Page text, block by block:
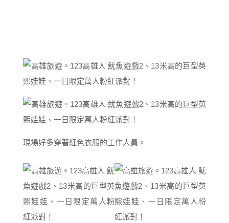
現場好多穿著紅色衣服的工作人員。